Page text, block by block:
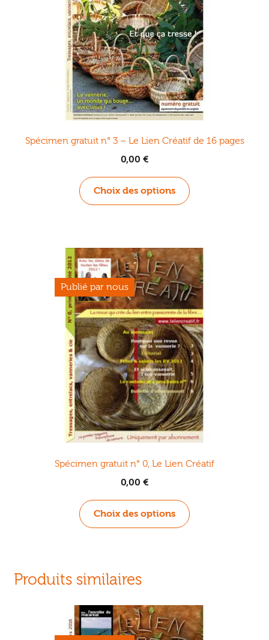
Spécimen gratuit n° 3 – Le Lien Créatif de 16 pages
0,00 €
Choix des options
Ce
produit
Les
options
peuvent
être
choisies
sur
la
page
du
produit
Spécimen gratuit n° 0, Le Lien Créatif
0,00 €
Choix des options
Ce
produit
peuvent
être
Produits similaires